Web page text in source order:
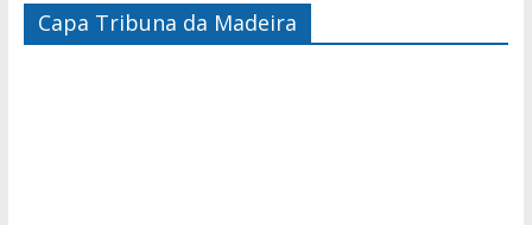
Capa Tribuna da Madeira